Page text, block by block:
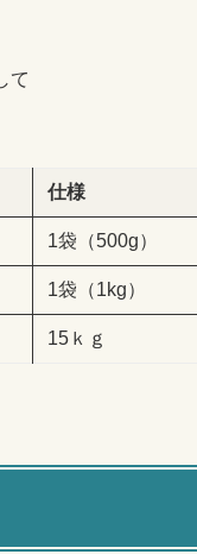
て
仕様
1袋（500g）
1袋（1kg）
15ｋｇ